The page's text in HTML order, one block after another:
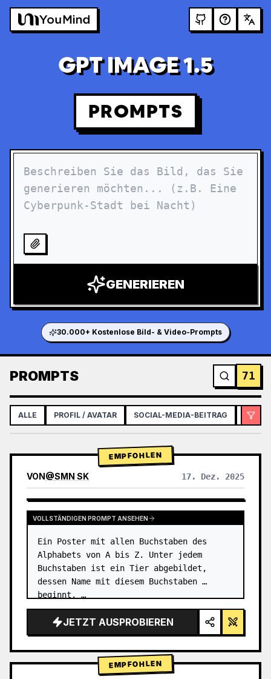
GPT IMAGE 1.5
PROMPTS
GENERIEREN
30.000+ Kostenlose Bild- & Video-Prompts
PROMPTS 71
ALLE PROFIL / AVATAR SOCIAL-MEDIA-BEITRAG
EMPFOHLEN
VON@SMN SK 17. Dez. 2025
GPTIMAGE15PROMPTS.PROMPTCARD.VIEWOTHERMODELRESULTS
VOLLSTÄNDIGEN PROMPT ANSEHEN
Ein Poster mit allen Buchstaben des
Alphabets von A bis Z. Unter jedem
Buchstaben ist ein Tier abgebildet,
dessen Name mit diesem Buchstaben
beginnt. …
JETZT AUSPROBIEREN
EMPFOHLEN